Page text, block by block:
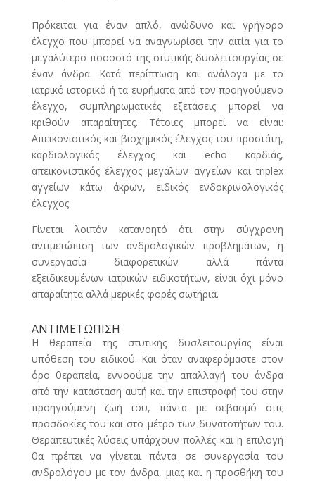
Πρόκειται για έναν απλό, ανώδυνο και γρήγορο
έλεγχο που μπορεί να αναγνωρίσει την αιτία για το
μεγαλύτερο ποσοστό της στυτικής δυσλειτουργίας σε
έναν άνδρα. Κατά περίπτωση και ανάλογα με το
ιατρικό ιστορικό ή τα ευρήματα από τον προηγούμενο
έλεγχο, συμπληρωματικές εξετάσεις μπορεί να
κριθούν απαραίτητες. Τέτοιες μπορεί να είναι:
Απεικονιστικός και βιοχημικός έλεγχος του προστάτη,
καρδιολογικός έλεγχος και echo καρδιάς,
απεικονιστικός έλεγχος μεγάλων αγγείων και triplex
αγγείων κάτω άκρων, ειδικός ενδοκρινολογικός
έλεγχος.
Γίνεται λοιπόν κατανοητό ότι στην σύγχρονη
αντιμετώπιση των ανδρολογικών προβλημάτων, η
συνεργασία διαφορετικών αλλά πάντα
εξειδικευμένων ιατρικών ειδικοτήτων, είναι όχι μόνο
απαραίτητα αλλά μερικές φορές σωτήρια.
ΑΝΤΙΜΕΤΩΠΙΣΗ
Η θεραπεία της στυτικής δυσλειτουργίας είναι
υπόθεση του ειδικού. Και όταν αναφερόμαστε στον
όρο θεραπεία, εννοούμε την απαλλαγή του άνδρα
από την κατάσταση αυτή και την επιστροφή του στην
προηγούμενη ζωή του, πάντα με σεβασμό στις
προσδοκίες του και στο μέτρο των δυνατοτήτων του.
Θεραπευτικές λύσεις υπάρχουν πολλές και η επιλογή
θα πρέπει να γίνεται πάντα σε συνεργασία του
ανδρολόγου με τον άνδρα, μιας και η προσθήκη του